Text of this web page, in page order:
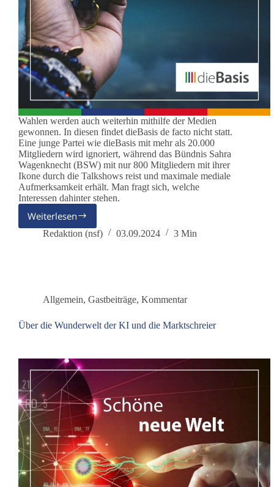
Wahlen werden auch weiterhin mithilfe der Medien
gewonnen. In diesen findet dieBasis de facto nicht statt.
Eine junge Partei wie dieBasis mit mehr als 20.000
Mitgliedern wird ignoriert, während das Bündnis Sahra
Wagenknecht (BSW) mit nur 800 Mitgliedern mit ihrer
Ikone durch die Talkshows reist und maximale mediale
Aufmerksamkeit erhält. Man fragt sich, welche
Interessen dahinter stehen.
WeiterlesenLandtagswahl
in
Redaktion (nsf) 03.09.2024 3 Min
Allgemein, Gastbeiträge, Kommentar
Über die Wunderwelt der KI und die Marktschreier